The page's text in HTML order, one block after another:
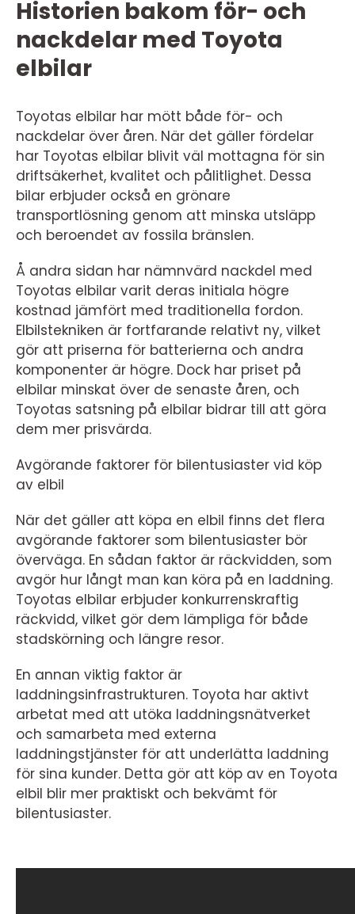
Historien bakom för- och
nackdelar med Toyota
elbilar
Toyotas elbilar har mött både för- och
nackdelar över åren. När det gäller fördelar
har Toyotas elbilar blivit väl mottagna för sin
driftsäkerhet, kvalitet och pålitlighet. Dessa
bilar erbjuder också en grönare
transportlösning genom att minska utsläpp
och beroendet av fossila bränslen.
Å andra sidan har nämnvärd nackdel med
Toyotas elbilar varit deras initiala högre
kostnad jämfört med traditionella fordon.
Elbilstekniken är fortfarande relativt ny, vilket
gör att priserna för batterierna och andra
komponenter är högre. Dock har priset på
elbilar minskat över de senaste åren, och
Toyotas satsning på elbilar bidrar till att göra
dem mer prisvärda.
Avgörande faktorer för bilentusiaster vid köp
av elbil
När det gäller att köpa en elbil finns det flera
avgörande faktorer som bilentusiaster bör
överväga. En sådan faktor är räckvidden, som
avgör hur långt man kan köra på en laddning.
Toyotas elbilar erbjuder konkurrenskraftig
räckvidd, vilket gör dem lämpliga för både
stadskörning och längre resor.
En annan viktig faktor är
laddningsinfrastrukturen. Toyota har aktivt
arbetat med att utöka laddningsnätverket
och samarbeta med externa
laddningstjänster för att underlätta laddning
för sina kunder. Detta gör att köp av en Toyota
elbil blir mer praktiskt och bekvämt för
bilentusiaster.